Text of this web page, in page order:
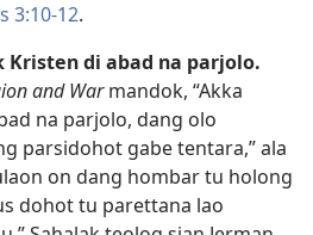
3:10-12.
Kristen di abad na parjolo.
and Warmandok, “Akka
na parjolo, dang olo
parsidohot gabe tentara,” ala
on dang hombar tu holong
dohot tu parettana lao